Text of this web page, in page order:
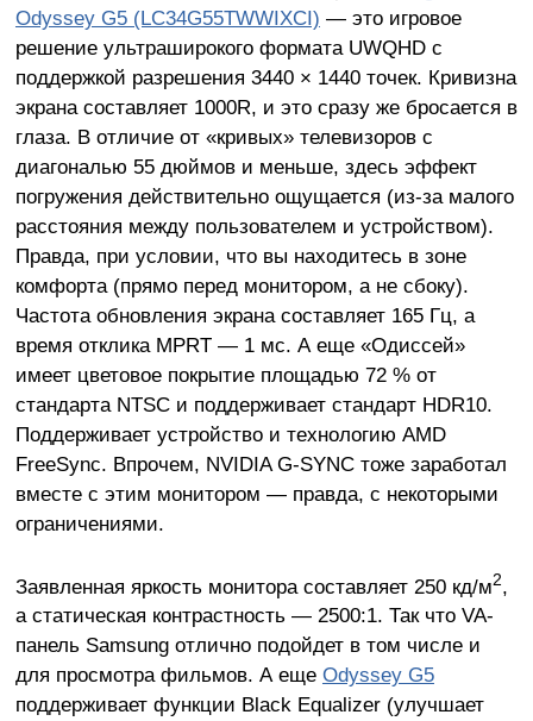
Odyssey G5 (LC34G55TWWIXCI) — это игровое
решение ультраширокого формата UWQHD с
поддержкой разрешения 3440 × 1440 точек. Кривизна
экрана составляет 1000R, и это сразу же бросается в
глаза. В отличие от «кривых» телевизоров с
диагональю 55 дюймов и меньше, здесь эффект
погружения действительно ощущается (из-за малого
расстояния между пользователем и устройством).
Правда, при условии, что вы находитесь в зоне
комфорта (прямо перед монитором, а не сбоку).
Частота обновления экрана составляет 165 Гц, а
время отклика MPRT — 1 мс. А еще «Одиссей»
имеет цветовое покрытие площадью 72 % от
стандарта NTSC и поддерживает стандарт HDR10.
Поддерживает устройство и технологию AMD
FreeSync. Впрочем, NVIDIA G-SYNC тоже заработал
вместе с этим монитором — правда, с некоторыми
ограничениями.
Заявленная яркость монитора составляет 250 кд/м2,
а статическая контрастность — 2500:1. Так что VA-
панель Samsung отлично подойдет в том числе и
для просмотра фильмов. А еще Odyssey G5
поддерживает функции Black Equalizer (улучшает